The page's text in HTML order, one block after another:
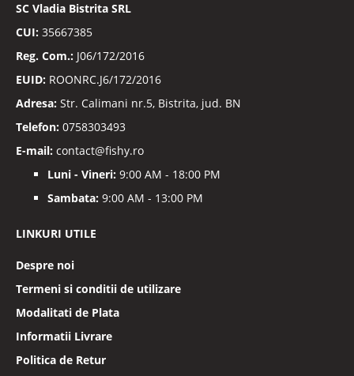
SC Vladia Bistrita SRL
CUI: 35667385
Reg. Com.: J06/172/2016
EUID: ROONRC.J6/172/2016
Adresa: Str. Calimani nr.5, Bistrita, jud. BN
Telefon: 0758303493
E-mail: contact@fishy.ro
Luni - Vineri: 9:00 AM - 18:00 PM
Sambata: 9:00 AM - 13:00 PM
LINKURI UTILE
Despre noi
Termeni si conditii de utilizare
Modalitati de Plata
Informatii Livrare
Politica de Retur